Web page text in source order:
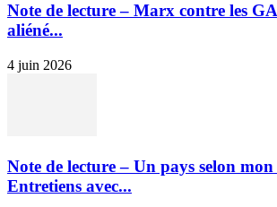
Note de lecture – Marx contre les
aliéné...
4 juin 2026
Note de lecture – Un pays selon
Entretiens avec...